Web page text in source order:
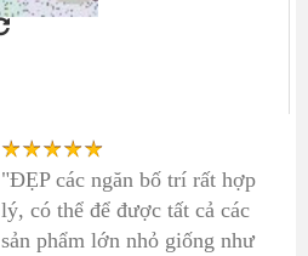
"ĐẸP các ngăn bố trí rất hợp
lý, có thể để được tất cả các
sản phẩm lớn nhỏ giống như